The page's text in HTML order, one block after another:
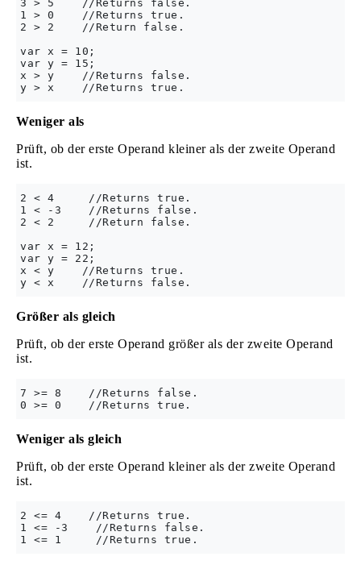
3 > 5    //Returns false.
1 > 0    //Returns true.
2 > 2    //Return false.
var x = 10;
var y = 15;
x > y    //Returns false.
Weniger als
Prüft, ob der erste Operand kleiner als der zweite Operand
ist.
2 < 4     //Returns true.
1 < -3    //Returns false.
2 < 2     //Return false.
var x = 12;
var y = 22;
x < y    //Returns true.
Größer als gleich
Prüft, ob der erste Operand größer als der zweite Operand
ist.
7 >= 8    //Returns false.
Weniger als gleich
Prüft, ob der erste Operand kleiner als der zweite Operand
ist.
2 <= 4    //Returns true.
1 <= -3    //Returns false.